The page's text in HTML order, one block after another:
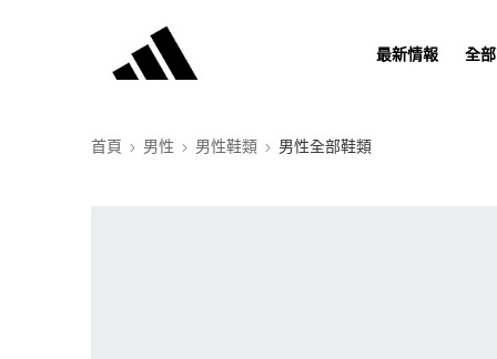
最新情報 全
首頁 男性 男性鞋類 男性全部鞋類